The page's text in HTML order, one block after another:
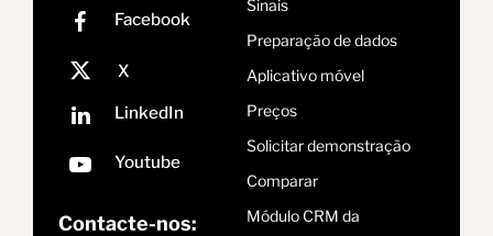
Contacte-nos:
Sinais
Preparação de dados
Aplicativo móvel
Preços
Solicitar demonstração
Comparar
Módulo CRM da